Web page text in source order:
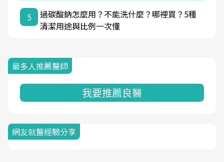
5
過碳酸鈉怎麼用？不能洗什麼？哪裡買？5種
清潔用途與比例一次懂
最多人推薦醫師
我要推薦良醫
網友就醫經驗分享